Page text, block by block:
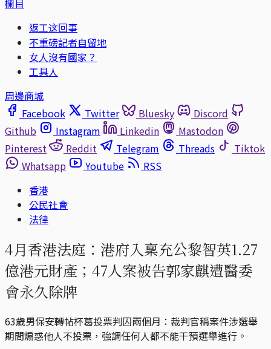
欄目
返工这回事
不重磅記者自留地
女人沒有國家？
工具人
周邊商城
Facebook
Twitter Bluesky
Discord
Github
Instagram Linkedin
Mastodon
Pinterest
Reddit Telegram Threads
Tiktok
Whatsapp
Youtube
RSS
香港
公民社會
法律
4月香港法庭：港府入稟充公黎智英1.27
億港元財產；47人案被告郭家麒遭醫委
會永久除牌
63歲男保安轉帖杯葛投票判囚兩個月：裁判官稱案件涉選舉
期間煽惑他人不投票，強調任何人都不能干預選舉進行。